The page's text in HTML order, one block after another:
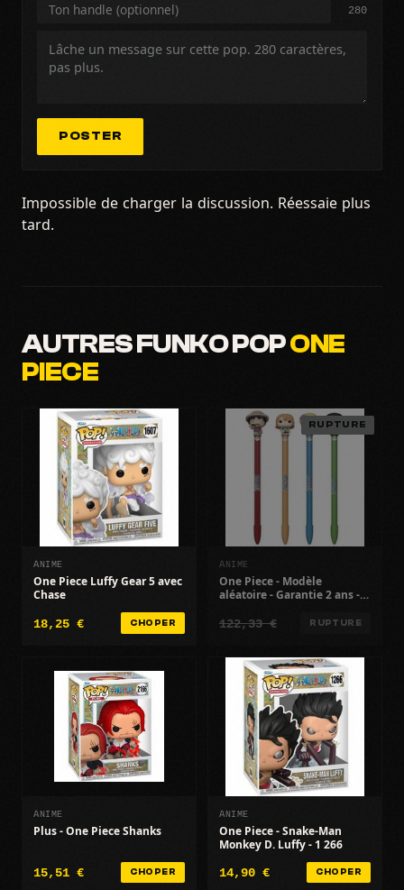
280
POSTER
Impossible de charger la discussion. Réessaie plus
tard.
AUTRES FUNKO POPONE
PIECE
ANIME
One Piece Luffy Gear 5 avec
Chase
18,25 € CHOPER
RUPTURE
ANIME
One Piece - Modèle
aléatoire - Garantie 2 ans -
122,33 € RUPTURE
ANIME
Plus - One Piece Shanks
15,51 € CHOPER
ANIME
One Piece - Snake-Man
Monkey D. Luffy - 1 266
14,90 € CHOPER